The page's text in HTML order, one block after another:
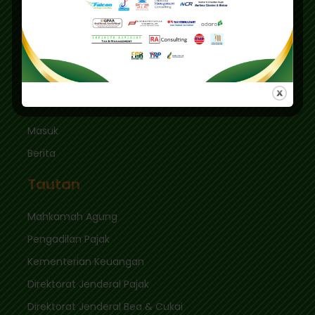
Graha Mas Fatmawati Blok B4-5 Cipete Utara,
Kec. Keb. Baru Jl. Fatmawati Raya
Jakarta Selatan 12410
sekretariat@ikpi.or.id
Masuk
Berita
Tautan
Mahkamah Agung
Pengadilan Pajak
Kementerian Keuangan
Direktorat Jenderal Pajak
Direktorat Jenderal Bea & Cukai